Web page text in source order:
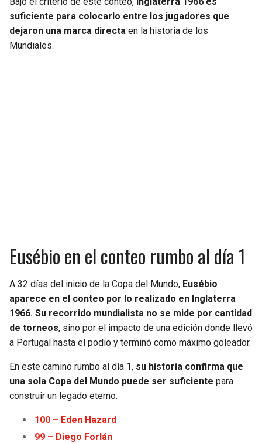
suficiente para colocarlo entre los jugadores que
dejaron una marca directa en la historia de los
Mundiales.
Eusébio en el conteo rumbo al día 1
A 32 días del inicio de la Copa del Mundo, Eusébio
aparece en el conteo por lo realizado en Inglaterra
1966. Su recorrido mundialista no se mide por cantidad
de torneos, sino por el impacto de una edición donde llevó
a Portugal hasta el podio y terminó como máximo goleador.
En este camino rumbo al día 1, su historia confirma que
una sola Copa del Mundo puede ser suficiente para
construir un legado eterno.
100 – Eden Hazard
99 – Diego Forlán